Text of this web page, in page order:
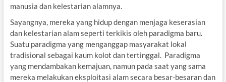
manusia dan kelestarian alamnya.
Sayangnya, mereka yang hidup dengan menjaga keserasian
dan kelestarian alam seperti terkikis oleh paradigma baru.
Suatu paradigma yang menganggap masyarakat lokal
tradisional sebagai kaum kolot dan tertinggal. Paradigma
yang mendambakan kemajuan, namun pada saat yang sama
mereka melakukan eksploitasi alam secara besar-besaran dan